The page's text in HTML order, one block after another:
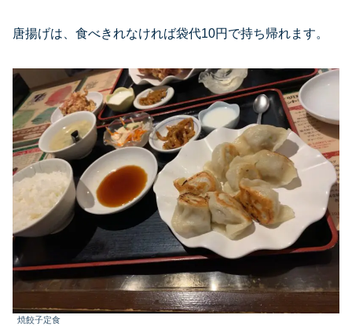
唐揚げは、食べきれなければ袋代10円で持ち帰れます。
焼餃子定食